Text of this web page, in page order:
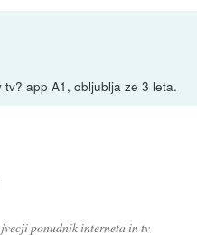
app A1, obljublja ze 3 leta.
ponudnik interneta in tv